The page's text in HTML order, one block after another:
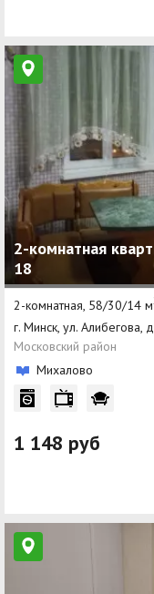
2-комнатная
18
2-комнатная, 58/30/14 м
г. Минск, ул. Алибегова,
Московский район
Михалово
1 148 руб